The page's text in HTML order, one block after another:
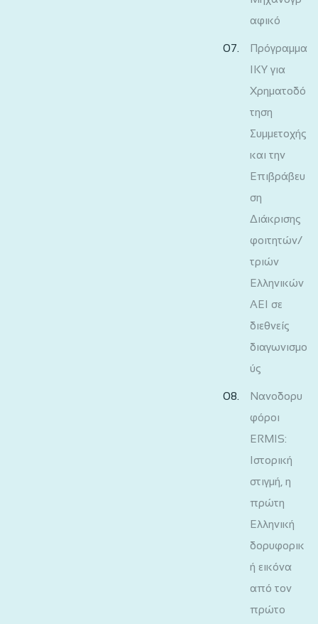
αφικό
Πρόγραμμα
ΙΚΥ για
Χρηματοδό
τηση
Συμμετοχής
και την
Επιβράβευ
ση
Διάκρισης
φοιτητών/
τριών
Ελληνικών
ΑΕΙ σε
διεθνείς
διαγωνισμο
ύς
Νανοδορυ
φόροι
ERMIS:
Ιστορική
στιγμή, η
πρώτη
Ελληνική
δορυφορικ
ή εικόνα
από τον
πρώτο